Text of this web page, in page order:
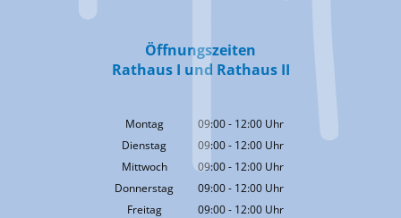
Öffnungszeiten
Rathaus I und Rathaus II
Montag 09:00- 12:00 Uhr
Von 09:00 bis 12:00 Uhr
Dienstag 09:00- 12:00 Uhr
Von 09:00 bis 12:00 Uhr
Mittwoch 09:00- 12:00 Uhr
Von 09:00 bis 12:00 Uhr
Donnerstag 09:00- 12:00 Uhr
Von 09:00 bis 12:00 Uhr
Freitag 09:00- 12:00 Uhr